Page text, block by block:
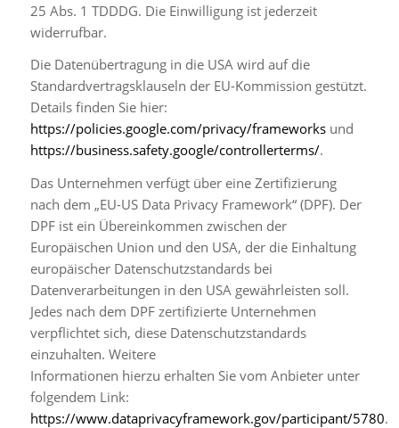
25 Abs. 1 TDDDG. Die Einwilligung ist jederzeit
widerrufbar.
Die Datenübertragung in die USA wird auf die
Standardvertragsklauseln der EU-Kommission gestützt.
Details finden Sie hier:
https://policies.google.com/privacy/frameworksund
https://business.safety.google/controllerterms/.
Das Unternehmen verfügt über eine Zertifizierung
nach dem „EU-US Data Privacy Framework“ (DPF). Der
DPF ist ein Übereinkommen zwischen der
Europäischen Union und den USA, der die Einhaltung
europäischer Datenschutzstandards bei
Datenverarbeitungen in den USA gewährleisten soll.
Jedes nach dem DPF zertifizierte Unternehmen
verpflichtet sich, diese Datenschutzstandards
einzuhalten. Weitere
Informationen hierzu erhalten Sie vom Anbieter unter
folgendem Link:
https://www.dataprivacyframework.gov/participant/5780.